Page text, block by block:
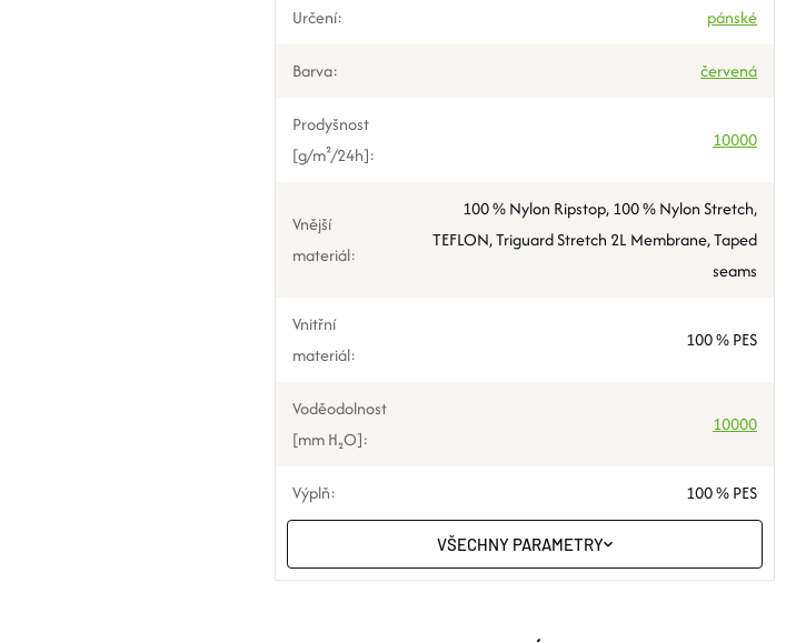
Určení: pánské
Barva: červená
Prodyšnost
[g/m²/24h]:
10000
Vnější
materiál:
100 % Nylon Ripstop, 100 % Nylon Stretch,
TEFLON, Triguard Stretch 2L Membrane, Taped
seams
Vnitřní
materiál:
100 % PES
Voděodolnost
[mm H₂O]:
10000
Výplň: 100 % PES
VŠECHNY PARAMETRY